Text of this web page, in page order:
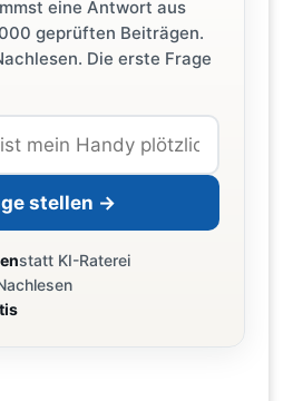
eine Antwort aus
geprüften Beiträgen.
Die erste Frage
stellen →
statt KI-Raterei